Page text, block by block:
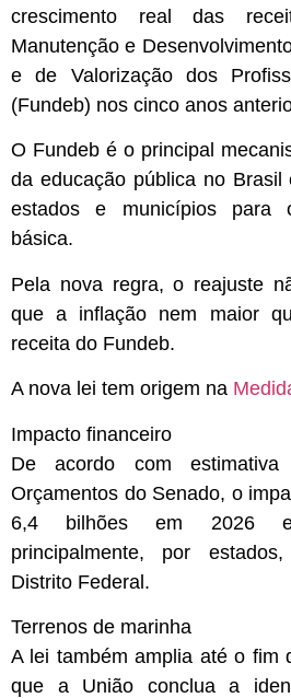
crescimento real das
Manutenção e
e de Valorização dos
(Fundeb) nos cinco anos
O Fundeb é o principal
da educação pública no
estados e municípios para
básica.
Pela nova regra, o reajuste
que a inflação nem maior
receita do Fundeb.
A nova lei tem origem na
Impacto financeiro
De acordo com
Orçamentos do Senado, o
6,4 bilhões em 2026 e
principalmente, por
Distrito Federal.
Terrenos de marinha
A lei também amplia até o fim
que a União conclua a